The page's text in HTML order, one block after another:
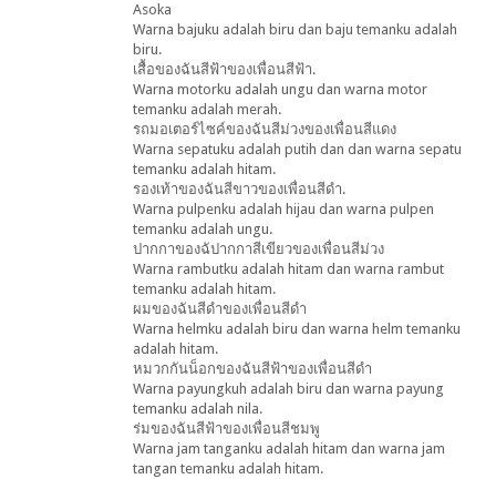
Asoka
Warna bajuku adalah biru dan baju temanku adalah
biru.
เสื้อของฉันสีฟ้าของเพื่อนสีฟ้า.
Warna motorku adalah ungu dan warna motor
temanku adalah merah.
รถมอเตอร์ไซค์ของฉันสีม่วงของเพื่อนสีแดง
Warna sepatuku adalah putih dan dan warna sepatu
temanku adalah hitam.
รองเท้าของฉันสีขาวของเพื่อนสีดำ.
Warna pulpenku adalah hijau dan warna pulpen
temanku adalah ungu.
ปากกาของฉัปากกาสีเขียวของเพื่อนสีม่วง
Warna rambutku adalah hitam dan warna rambut
temanku adalah hitam.
ผมของฉันสีดำของเพื่อนสีดำ
Warna helmku adalah biru dan warna helm temanku
adalah hitam.
หมวกกันน็อกของฉันสีฟ้าของเพื่อนสีดำ
Warna payungkuh adalah biru dan warna payung
temanku adalah nila.
ร่มของฉันสีฟ้าของเพื่อนสีชมพู
Warna jam tanganku adalah hitam dan warna jam
tangan temanku adalah hitam.